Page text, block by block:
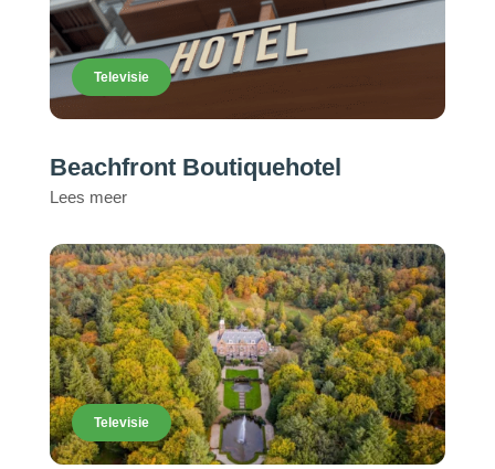
Beachfront Boutiquehotel
Televisie
Lees meer
Televisie